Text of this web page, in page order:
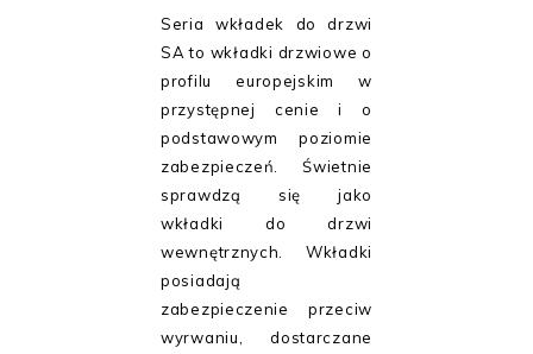
Seria wkładek do drzwi
SA to wkładki drzwiowe o
profilu europejskim w
przystępnej cenie i o
podstawowym poziomie
zabezpieczeń. Świetnie
sprawdzą się jako
wkładki do drzwi
wewnętrznych. Wkładki
posiadają
zabezpieczenie przeciw
wyrwaniu, dostarczane